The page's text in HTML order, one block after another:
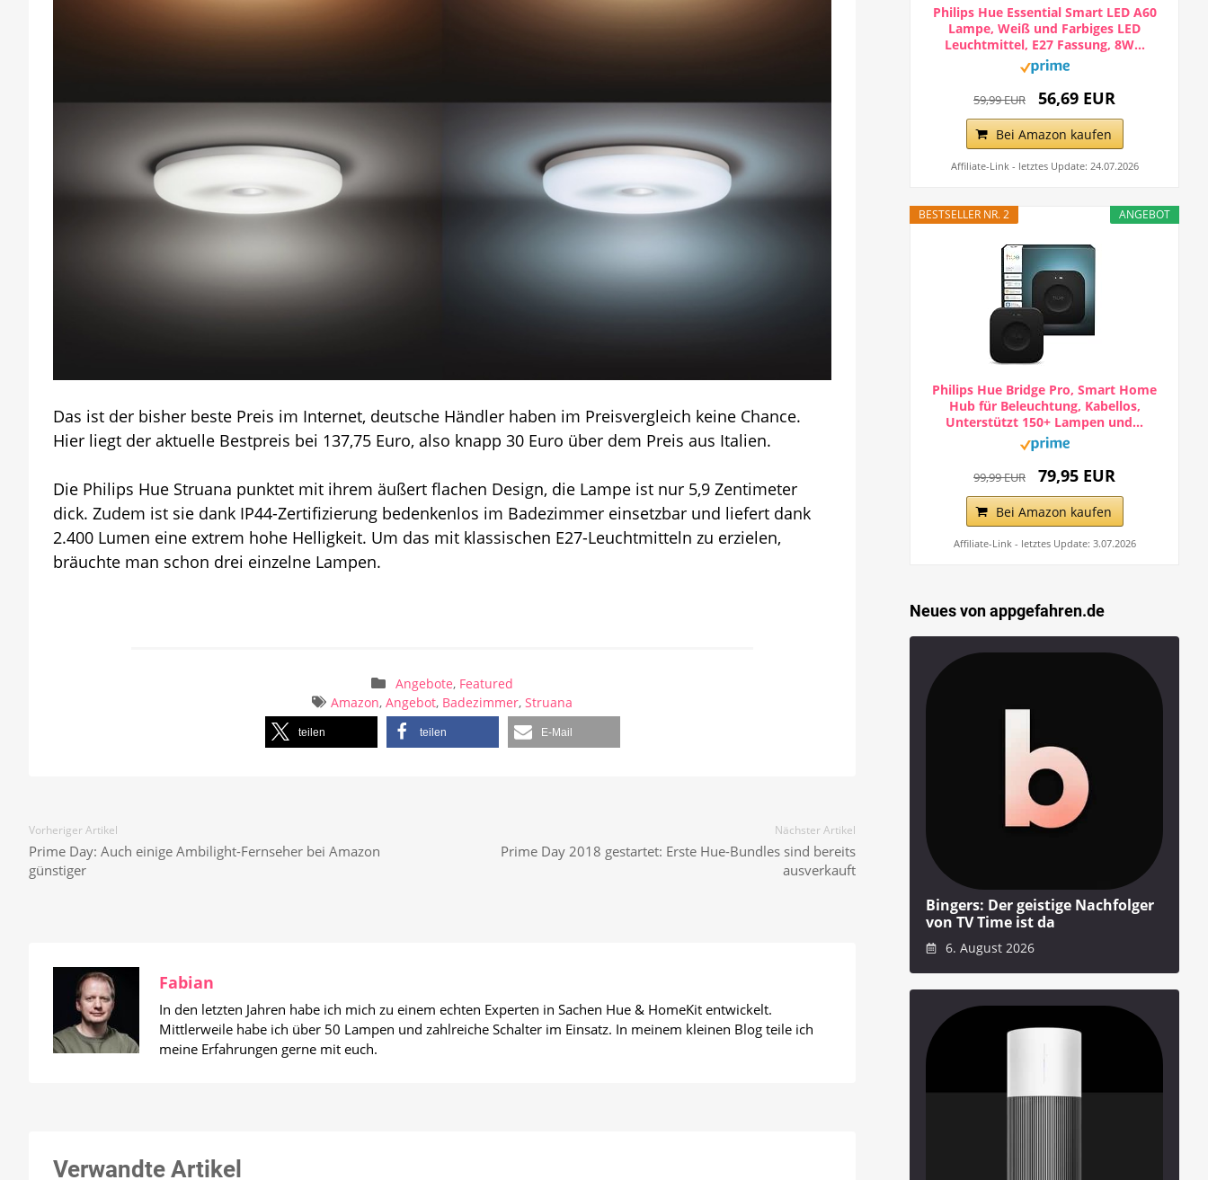
Das ist der bisher beste Preis im Internet, deutsche Händler haben im Preisvergleich keine Chance.
Hier liegt der aktuelle Bestpreis bei 137,75 Euro, also knapp 30 Euro über dem Preis aus Italien.
Die Philips Hue Struana punktet mit ihrem äußert flachen Design, die Lampe ist nur 5,9 Zentimeter
dick. Zudem ist sie dank IP44-Zertifizierung bedenkenlos im Badezimmer einsetzbar und liefert dank
2.400 Lumen eine extrem hohe Helligkeit. Um das mit klassischen E27-Leuchtmitteln zu erzielen,
bräuchte man schon drei einzelne Lampen.
Angebote, Featured
Amazon,Angebot, Badezimmer,Struana
teilen teilen E-Mail
Vorheriger Artikel
Prime Day: Auch einige Ambilight-Fernseher bei Amazon
günstiger
Nächster Artikel
Prime Day 2018 gestartet: Erste Hue-Bundles sind bereits
ausverkauft
Fabian
In den letzten Jahren habe ich mich zu einem echten Experten in Sachen Hue & HomeKit entwickelt.
Mittlerweile habe ich über 50 Lampen und zahlreiche Schalter im Einsatz. In meinem kleinen Blog teile ich
meine Erfahrungen gerne mit euch.
Verwandte Artikel
Philips Hue Essential Smart LED A60
Lampe, Weiß und Farbiges LED
Leuchtmittel, E27 Fassung, 8W...
59,99 EUR 56,69 EUR
Bei Amazon kaufen
Affiliate-Link - letztes Update: 24.07.2026
ANGEBOT
BESTSELLER NR. 2
Philips Hue Bridge Pro, Smart Home
Hub für Beleuchtung, Kabellos,
Unterstützt 150+ Lampen und...
99,99 EUR 79,95 EUR
Bei Amazon kaufen
Affiliate-Link - letztes Update: 3.07.2026
Neues von appgefahren.de
Bingers: Der geistige Nachfolger
von TV Time ist da
6. August 2026